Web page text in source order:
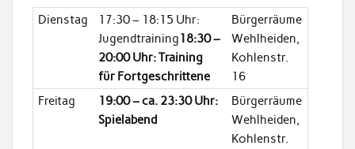
Dienstag
17:30 – 18:15 Uhr:
Jugendtraining18:30 –
20:00 Uhr: Training
für Fortgeschrittene
Bürgerräume
Wehlheiden,
Kohlenstr.
16
Freitag
19:00 – ca. 23:30 Uhr:
Spielabend
Bürgerräume
Wehlheiden,
Kohlenstr.